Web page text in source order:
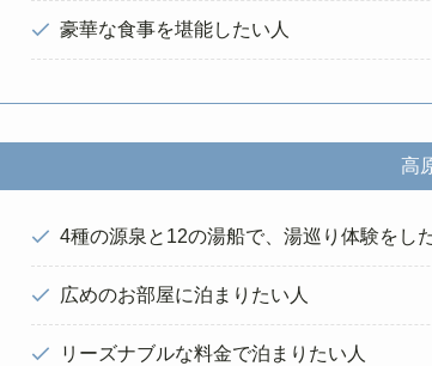
豪華な食事を堪能したい人
高
4種の源泉と12の湯船で、湯巡り体験をし
広めのお部屋に泊まりたい人
リーズナブルな料金で泊まりたい人